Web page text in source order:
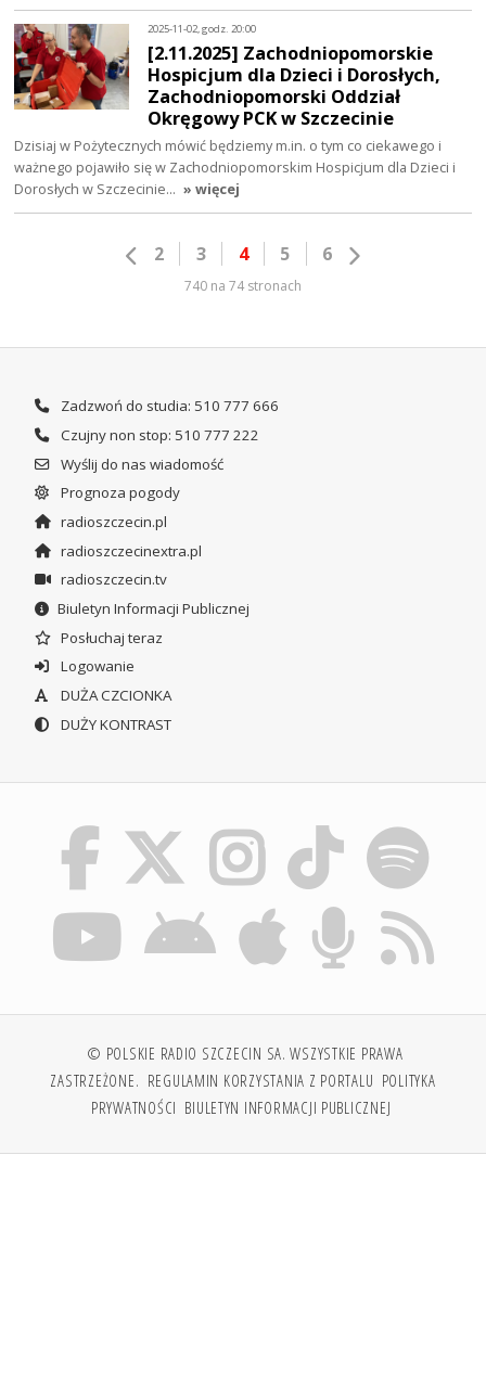
2025-11-02, godz. 20:00
[2.11.2025] Zachodniopomorskie
Hospicjum dla Dzieci i Dorosłych,
Zachodniopomorski Oddział
Okręgowy PCK w Szczecinie
Dzisiaj w Pożytecznych mówić będziemy m.in. o tym co ciekawego i
ważnego pojawiło się w Zachodniopomorskim Hospicjum dla Dzieci i
Dorosłych w Szczecinie… » więcej
2 3 4 5 6
740 na 74 stronach
Zadzwoń do studia: 510 777 666
Czujny non stop: 510 777 222
Wyślij do nas wiadomość
Prognoza pogody
radioszczecin.pl
radioszczecinextra.pl
radioszczecin.tv
Biuletyn Informacji Publicznej
Posłuchaj teraz
Logowanie
DUŻA CZCIONKA
DUŻY KONTRAST
© POLSKIE RADIO SZCZECIN SA. WSZYSTKIE PRAWA
ZASTRZEŻONE. REGULAMIN KORZYSTANIA Z PORTALU POLITYKA
PRYWATNOŚCI BIULETYN INFORMACJI PUBLICZNEJ